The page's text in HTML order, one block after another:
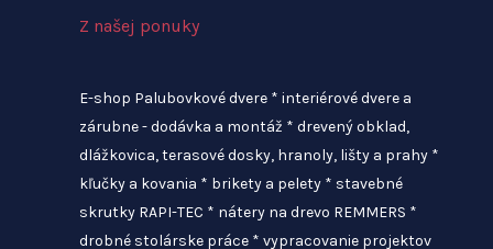
Z našej ponuky
E-shop Palubovkové dvere * interiérové dvere a
zárubne - dodávka a montáž * drevený obklad,
dlážkovica, terasové dosky, hranoly, lišty a prahy *
kľučky a kovania * brikety a pelety * stavebné
skrutky RAPI-TEC * nátery na drevo REMMERS *
drobné stolárske práce * vypracovanie projektov